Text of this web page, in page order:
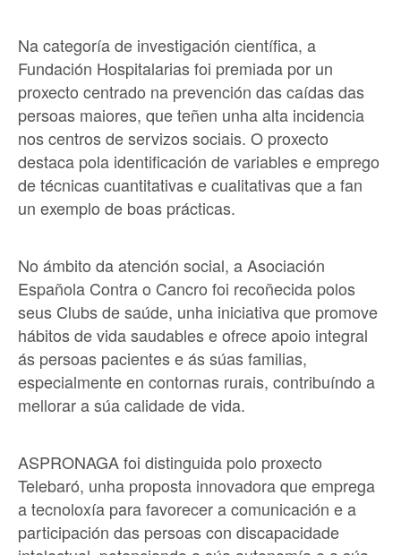
Na categoría de investigación científica, a
Fundación Hospitalarias foi premiada por un
proxecto centrado na prevención das caídas das
persoas maiores, que teñen unha alta incidencia
nos centros de servizos sociais. O proxecto
destaca pola identificación de variables e emprego
de técnicas cuantitativas e cualitativas que a fan
un exemplo de boas prácticas.
No ámbito da atención social, a Asociación
Española Contra o Cancro foi recoñecida polos
seus Clubs de saúde, unha iniciativa que promove
hábitos de vida saudables e ofrece apoio integral
ás persoas pacientes e ás súas familias,
especialmente en contornas rurais, contribuíndo a
mellorar a súa calidade de vida.
ASPRONAGA foi distinguida polo proxecto
Telebaró, unha proposta innovadora que emprega
a tecnoloxía para favorecer a comunicación e a
participación das persoas con discapacidade